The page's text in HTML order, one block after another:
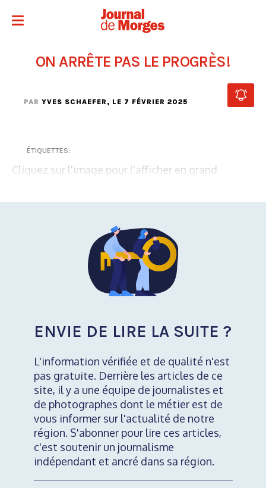
ON ARRÊTE PAS LE PROGRÈS!
PAR YVES SCHAEFER, LE 7 FÉVRIER 2025
ÉTIQUETTES:
Cliquez sur l'image pour l'afficher en grand.
ENVIE DE LIRE LA SUITE ?
L'information vérifiée et de qualité n'est
pas gratuite. Derrière les articles de ce
site, il y a une équipe de journalistes et
de photographes dont le métier est de
vous informer sur l'actualité de notre
région. S'abonner pour lire ces articles,
c'est soutenir un journalisme
indépendant et ancré dans sa région.